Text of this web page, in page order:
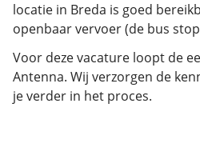
locatie in Breda is goed
openbaar vervoer (de bus
Voor deze vacature loopt de
Antenna. Wij verzorgen de
je verder in het proces.